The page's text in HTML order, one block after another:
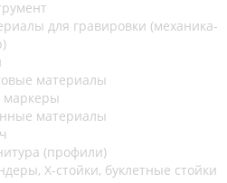
для гравировки (механика-
материалы
маркеры
материалы
(профили)
Х-стойки, буклетные стойки